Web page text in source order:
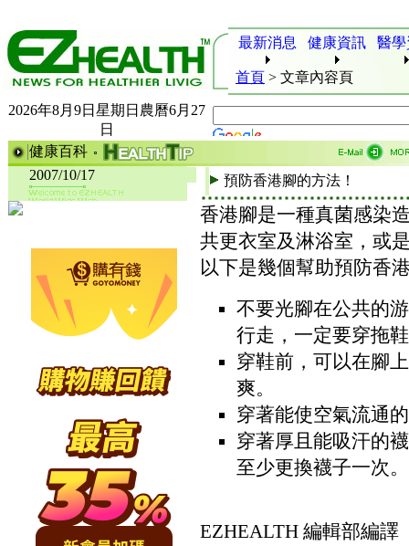
最新消息 健康資訊 醫
首頁 > 文章內容頁
2026年8月9日星期日農曆6月27
日
健康百科
2007/10/17
預防香港腳的方法！
香港腳是一種真菌感染
共更衣室及淋浴室，或
以下是幾個幫助預防香
不要光腳在公共的
行走，一定要穿拖
穿鞋前，可以在腳
爽。
穿著能使空氣流通
穿著厚且能吸汗的
至少更換襪子一次。
EZHEALTH 編輯部編譯